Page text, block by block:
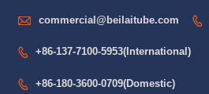
 commercial@beilaitube.com 
 +86-137-7100-5953(International)
 +86-180-3600-0709(Domestic)